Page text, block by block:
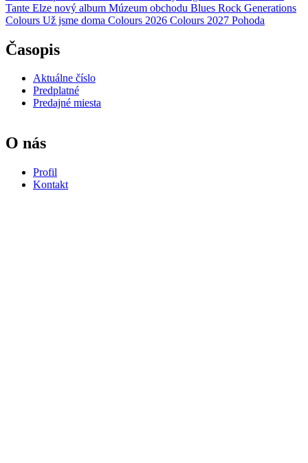
Tante Elze nový album Múzeum obchodu Blues Rock Generations
Colours Už jsme doma Colours 2026 Colours 2027 Pohoda
Časopis
Aktuálne číslo
Predplatné
Predajné miesta
O nás
Profil
Kontakt